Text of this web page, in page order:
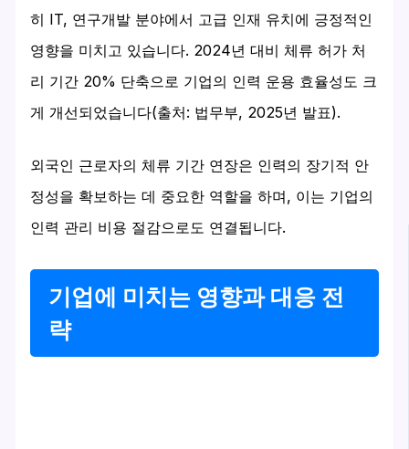
히 IT, 연구개발 분야에서 고급 인재 유치에 긍정적인
영향을 미치고 있습니다. 2024년 대비 체류 허가 처
리 기간 20% 단축으로 기업의 인력 운용 효율성도 크
게 개선되었습니다(출처: 법무부, 2025년 발표).
외국인 근로자의 체류 기간 연장은 인력의 장기적 안
정성을 확보하는 데 중요한 역할을 하며, 이는 기업의
인력 관리 비용 절감으로도 연결됩니다.
기업에 미치는 영향과 대응 전
략